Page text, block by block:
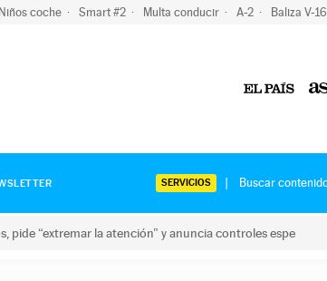
Niños coche Smart #2 Multa conducir A-2 Baliza V-16
SERVICIOS
pide “extremar la atención” y anuncia controles espe